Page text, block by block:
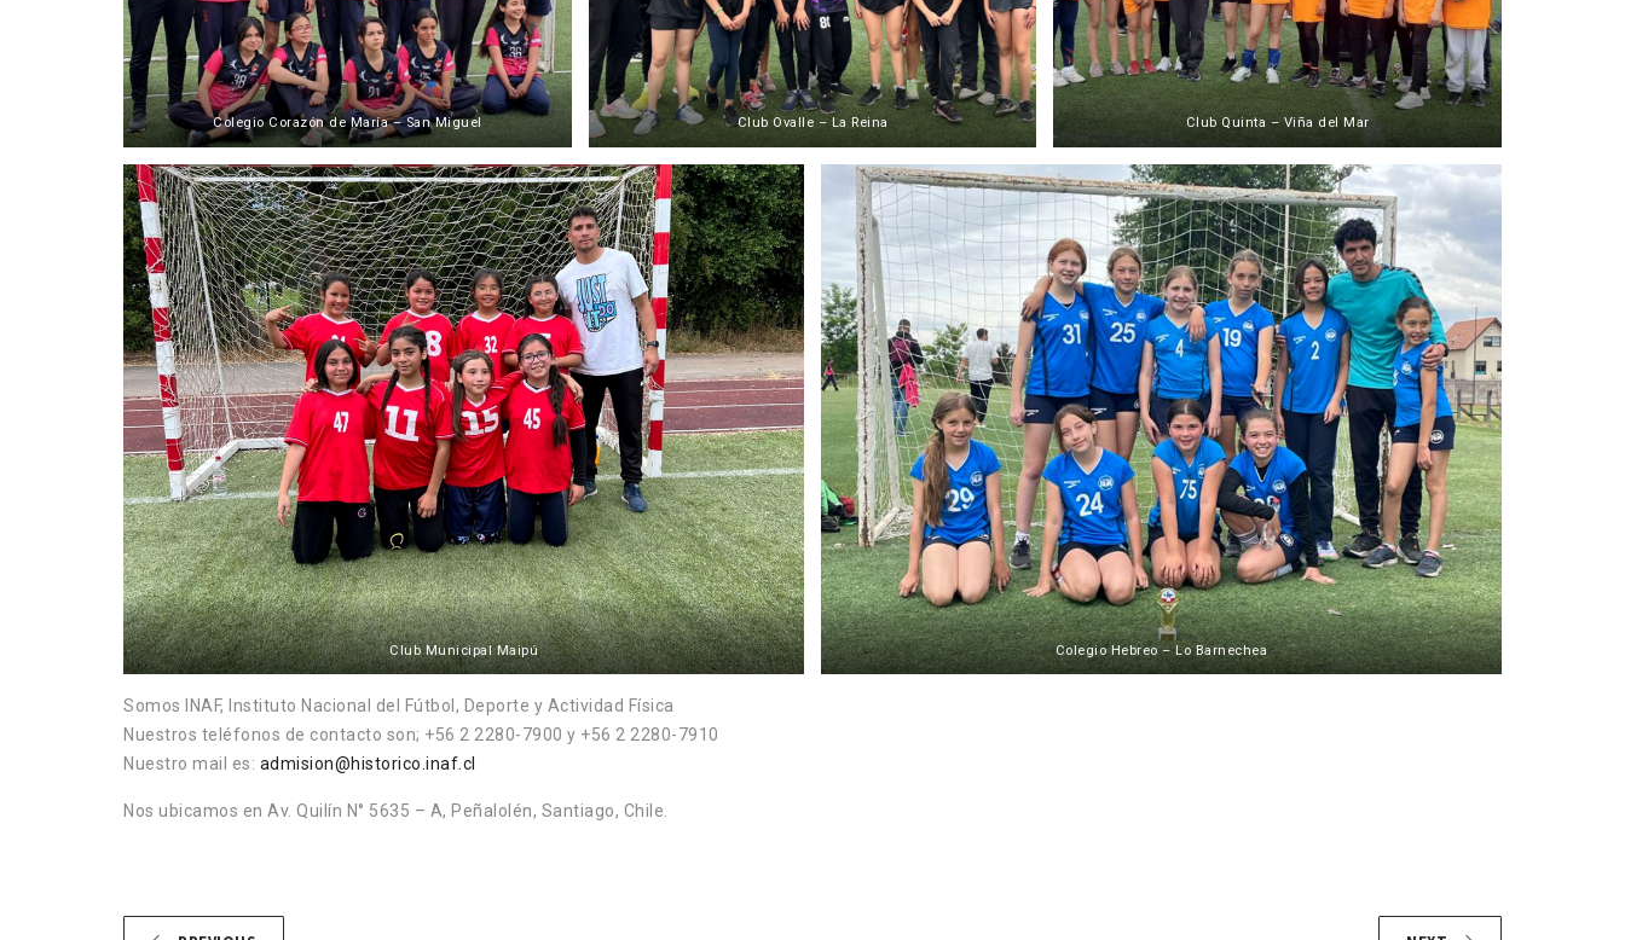
Colegio Corazón de María – San Miguel Club Ovalle – La Reina Club Quinta – Viña del Mar
Club Municipal Maipú Colegio Hebreo – Lo Barnechea
Somos INAF, Instituto Nacional del Fútbol, Deporte y Actividad Física
Nuestros teléfonos de contacto son; +56 2 2280-7900 y +56 2 2280-7910
Nuestro mail es: admision@historico.inaf.cl
Nos ubicamos en Av. Quilín N° 5635 – A, Peñalolén, Santiago, Chile.